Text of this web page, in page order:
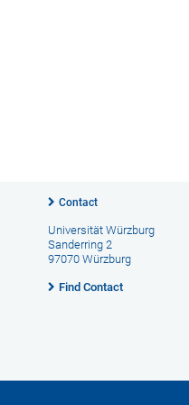
Contact
Universität Würzburg
Sanderring 2
97070 Würzburg
Find Contact